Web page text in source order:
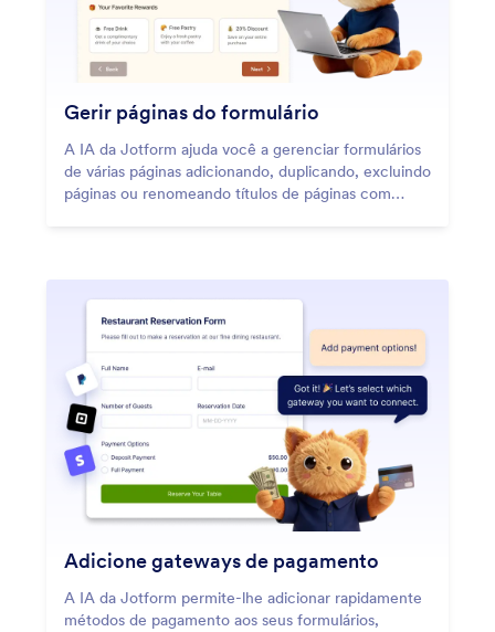
Gerir páginas do formulário
A IA da Jotform ajuda você a gerenciar formulários
de várias páginas adicionando, duplicando, excluindo
páginas ou renomeando títulos de páginas com
Adicione gateways de pagamento
A IA da Jotform permite-lhe adicionar rapidamente
métodos de pagamento aos seus formulários,